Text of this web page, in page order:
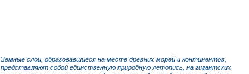
Земные слои, образовавшиеся на месте древних морей и континентов,
представляют собой единственную природную летопись, на гигантских